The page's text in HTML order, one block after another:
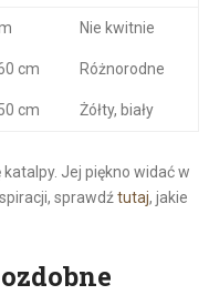
Nie kwitnie
cm Różnorodne
cm Żółty, biały
Jej piękno widać w
sprawdźtutaj, jakie